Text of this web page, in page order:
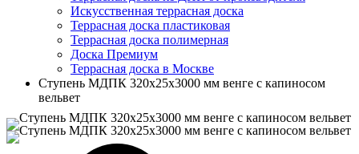
Искусственная террасная доска
Террасная доска пластиковая
Террасная доска полимерная
Доска Премиум
Террасная доска в Москве
Cтупень МДПК 320х25х3000 мм венге с капиносом
вельвет